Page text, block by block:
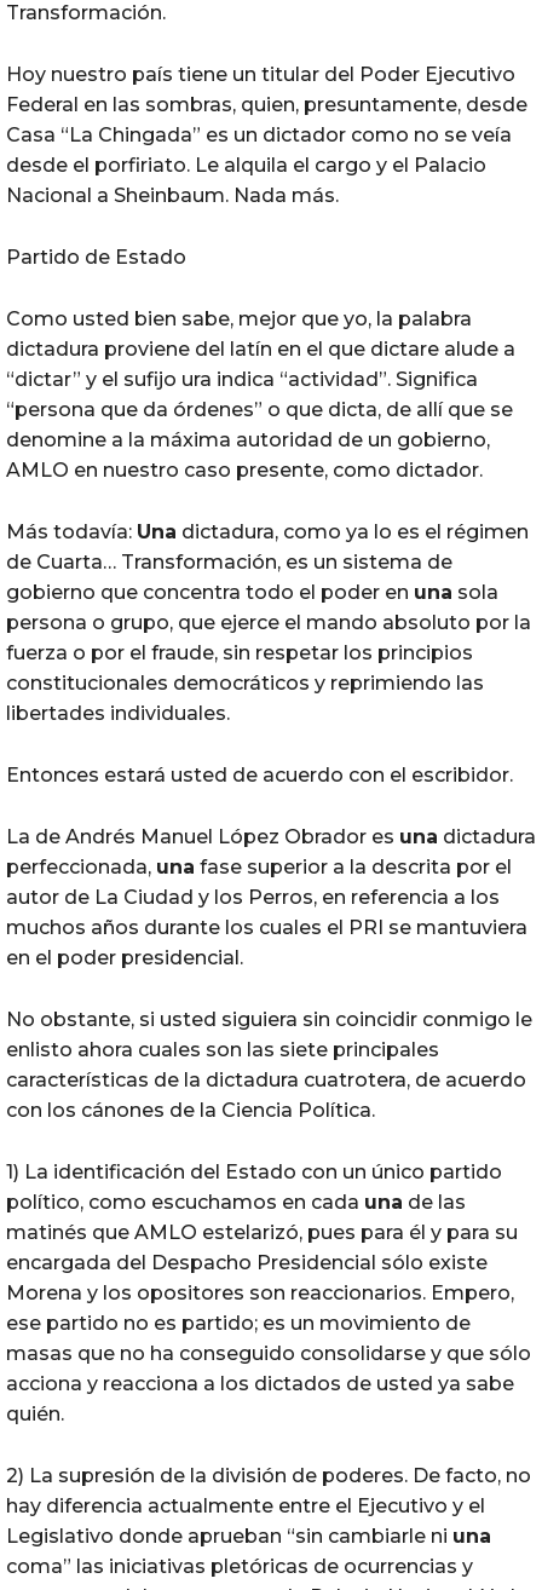
Transformación.
Hoy nuestro país tiene un titular del Poder Ejecutivo
Federal en las sombras, quien, presuntamente, desde
Casa “La Chingada” es un dictador como no se veía
desde el porfiriato. Le alquila el cargo y el Palacio
Nacional a Sheinbaum. Nada más.
Partido de Estado
Como usted bien sabe, mejor que yo, la palabra
dictadura proviene del latín en el que dictare alude a
“dictar” y el sufijo ura indica “actividad”. Significa
“persona que da órdenes” o que dicta, de allí que se
denomine a la máxima autoridad de un gobierno,
AMLO en nuestro caso presente, como dictador.
Más todavía: Una dictadura, como ya lo es el régimen
de Cuarta… Transformación, es un sistema de
gobierno que concentra todo el poder en una sola
persona o grupo, que ejerce el mando absoluto por la
fuerza o por el fraude, sin respetar los principios
constitucionales democráticos y reprimiendo las
libertades individuales.
Entonces estará usted de acuerdo con el escribidor.
La de Andrés Manuel López Obrador es una dictadura
perfeccionada, una fase superior a la descrita por el
autor de La Ciudad y los Perros, en referencia a los
muchos años durante los cuales el PRI se mantuviera
en el poder presidencial.
No obstante, si usted siguiera sin coincidir conmigo le
enlisto ahora cuales son las siete principales
características de la dictadura cuatrotera, de acuerdo
con los cánones de la Ciencia Política.
1) La identificación del Estado con un único partido
político, como escuchamos en cada una de las
matinés que AMLO estelarizó, pues para él y para su
encargada del Despacho Presidencial sólo existe
Morena y los opositores son reaccionarios. Empero,
ese partido no es partido; es un movimiento de
masas que no ha conseguido consolidarse y que sólo
acciona y reacciona a los dictados de usted ya sabe
quién.
2) La supresión de la división de poderes. De facto, no
hay diferencia actualmente entre el Ejecutivo y el
Legislativo donde aprueban “sin cambiarle ni una
coma” las iniciativas pletóricas de ocurrencias y